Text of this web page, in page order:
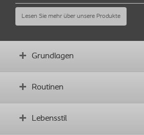
Lesen Sie mehr über unsere Produkte
Grundlagen
Den Darm verstehen
Routinen
Grundlagen aneignen
Lebensstil